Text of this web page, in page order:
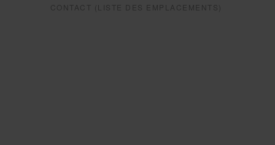
CONTACT (LISTE DES EMPLACEMENTS)